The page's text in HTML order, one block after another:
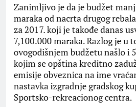
Zanimljivo je da je budžet
maraka od nacrta drugog
za 2017. koji je takođe danas
7,100.000 maraka. Razlog je u
ovogodišnjem budžetu našlo i
kojim se opština kreditno
emisije obveznica na ime
nastavka izgradnje gradskog
Sportsko-rekreacionog centra.